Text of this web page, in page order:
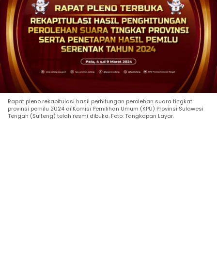
Rapat pleno rekapitulasi hasil perhitungan perolehan suara tingkat
provinsi pemilu 2024 di Komisi Pemilihan Umum (KPU) Provinsi Sulawesi
Tengah (Sulteng) telah resmi dibuka. Foto: Tangkapan Layar.